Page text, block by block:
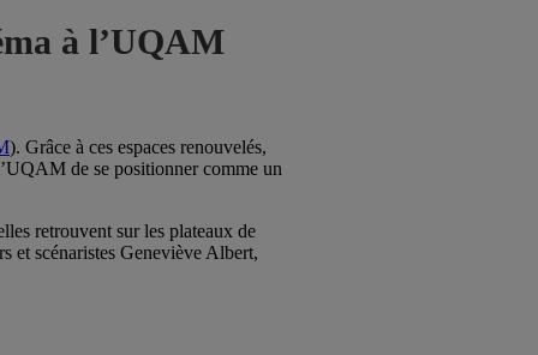
à l’UQAM
). Grâce à ces espaces renouvelés,
de se positionner comme un
retrouvent sur les plateaux de
et scénaristes Geneviève Albert,